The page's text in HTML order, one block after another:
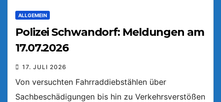
ALLGEMEIN
Polizei Schwandorf: Meldungen am
17.07.2026
17. JULI 2026
Von versuchten Fahrraddiebstählen über
Sachbeschädigungen bis hin zu Verkehrsverstößen